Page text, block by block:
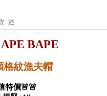
述